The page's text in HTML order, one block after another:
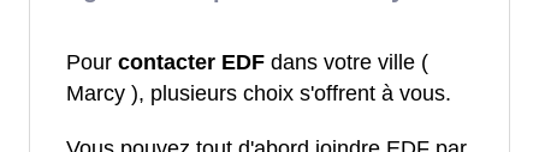
Pour contacter EDF dans votre ville (
Marcy ), plusieurs choix s'offrent à vous.